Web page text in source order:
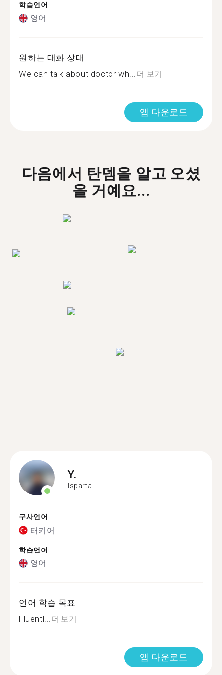
학습언어
영어
원하는 대화 상대
We can talk about doctor wh...더 보기
앱 다운로드
다음에서 탄뎀을 알고 오셨
을 거예요...
Y.
Isparta
구사언어
터키어
학습언어
영어
언어 학습 목표
Fluentl...더 보기
앱 다운로드